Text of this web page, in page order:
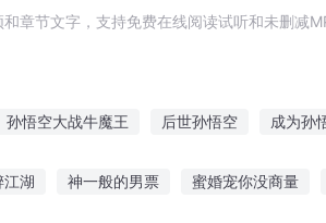
章节文字，支持免费在线阅读试听和未删减
孙悟空大战牛魔王 后世孙悟空 成为孙
孙悟空 孙悟空异界记 孙悟空的新传说
江湖 神一般的男票 蜜婚宠你没商量